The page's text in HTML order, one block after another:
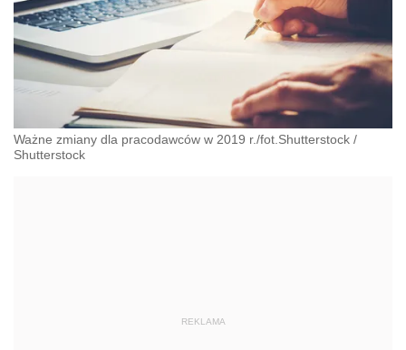
Ważne zmiany dla pracodawców w 2019 r./fot.Shutterstock /
Shutterstock